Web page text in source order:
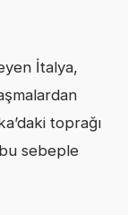
İtalya,
toprağı
sebeple